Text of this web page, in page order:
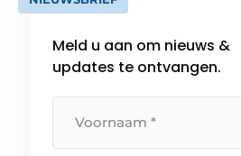
Meld u aan om nieuws &
updates te ontvangen.